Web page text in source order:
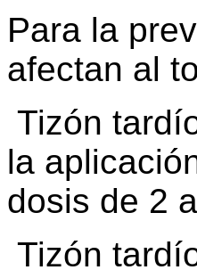
Para la
afectan al
Tizón
la
dosis de 2
Tizón